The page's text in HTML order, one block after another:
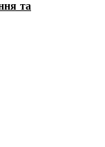
та